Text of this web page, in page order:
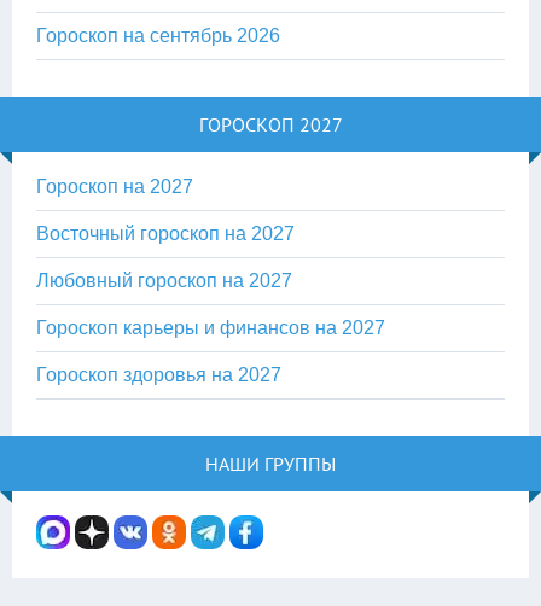
Гороскоп на сентябрь 2026
ГОРОСКОП 2027
Гороскоп на 2027
Восточный гороскоп на 2027
Любовный гороскоп на 2027
Гороскоп карьеры и финансов на 2027
Гороскоп здоровья на 2027
НАШИ ГРУППЫ